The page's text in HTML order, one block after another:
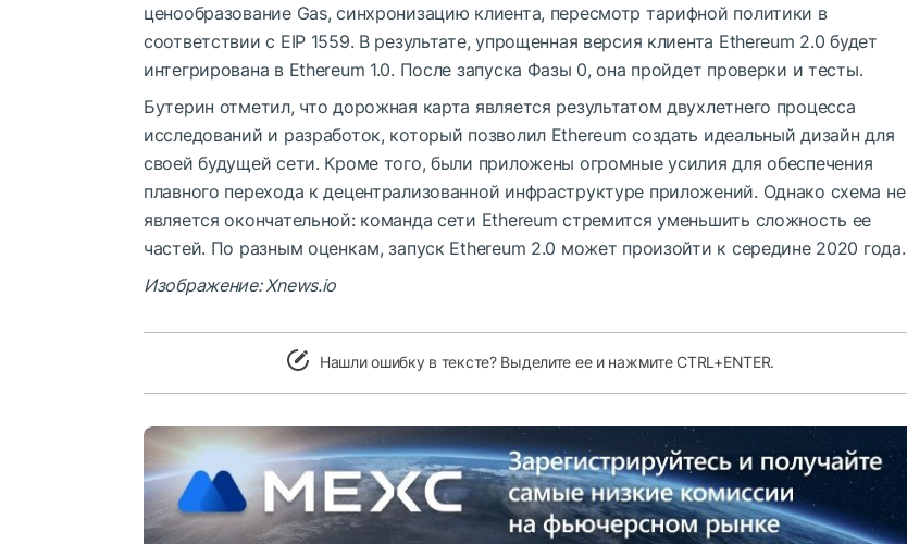
ценообразование Gas, синхронизацию клиента, пересмотр тарифной политики в
соответствии с EIP 1559. В результате, упрощенная версия клиента Ethereum 2.0 будет
интегрирована в Ethereum 1.0. После запуска Фазы 0, она пройдет проверки и тесты.
Бутерин отметил, что дорожная карта является результатом двухлетнего процесса
исследований и разработок, который позволил Ethereum создать идеальный дизайн для
своей будущей сети. Кроме того, были приложены огромные усилия для обеспечения
плавного перехода к децентрализованной инфраструктуре приложений. Однако схема не
является окончательной: команда сети Ethereum стремится уменьшить сложность ее
частей. По разным оценкам, запуск Ethereum 2.0 может произойти к середине 2020 года.
Изображение: Xnews.io
Нашли ошибку в тексте? Выделите ее и нажмите CTRL+ENTER.